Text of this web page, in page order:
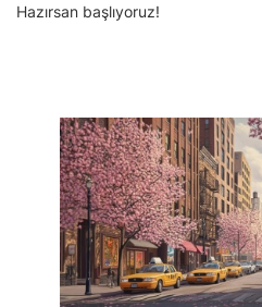
Hazırsan başlıyoruz!